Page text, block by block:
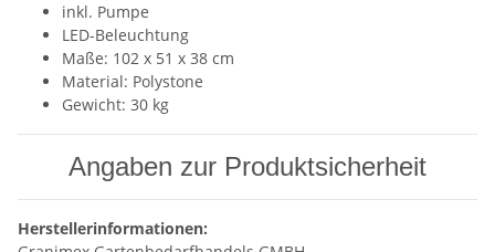
inkl. Pumpe
LED-Beleuchtung
Maße: 102 x 51 x 38 cm
Material: Polystone
Gewicht: 30 kg
Angaben zur Produktsicherheit
Herstellerinformationen: